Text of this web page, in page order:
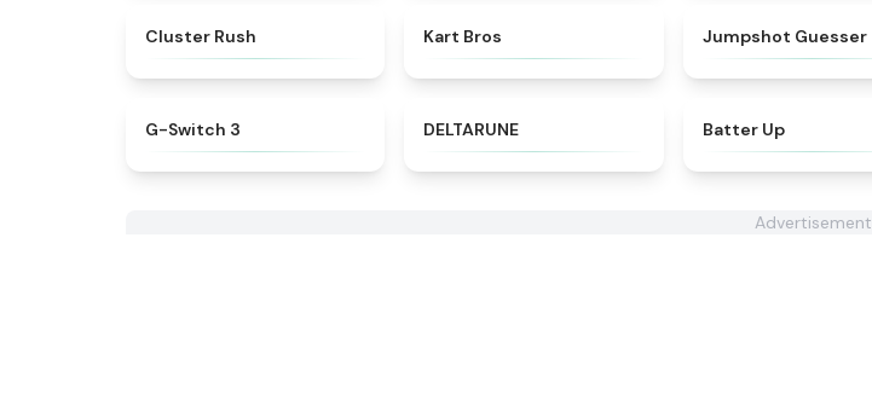
Cluster Rush Kart Bros Jumpshot Guesser
G-Switch 3 DELTARUNE Batter Up
Advertisement